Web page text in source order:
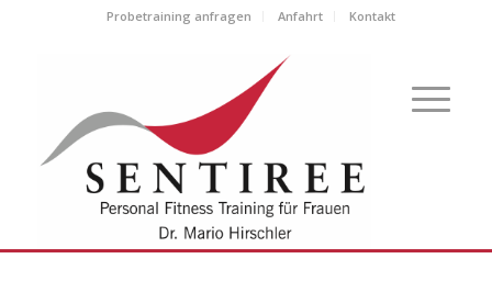
Probetraining anfragen Anfahrt Kontakt